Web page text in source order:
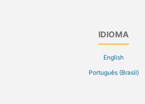
IDIOMA
English
Português (Brasil)